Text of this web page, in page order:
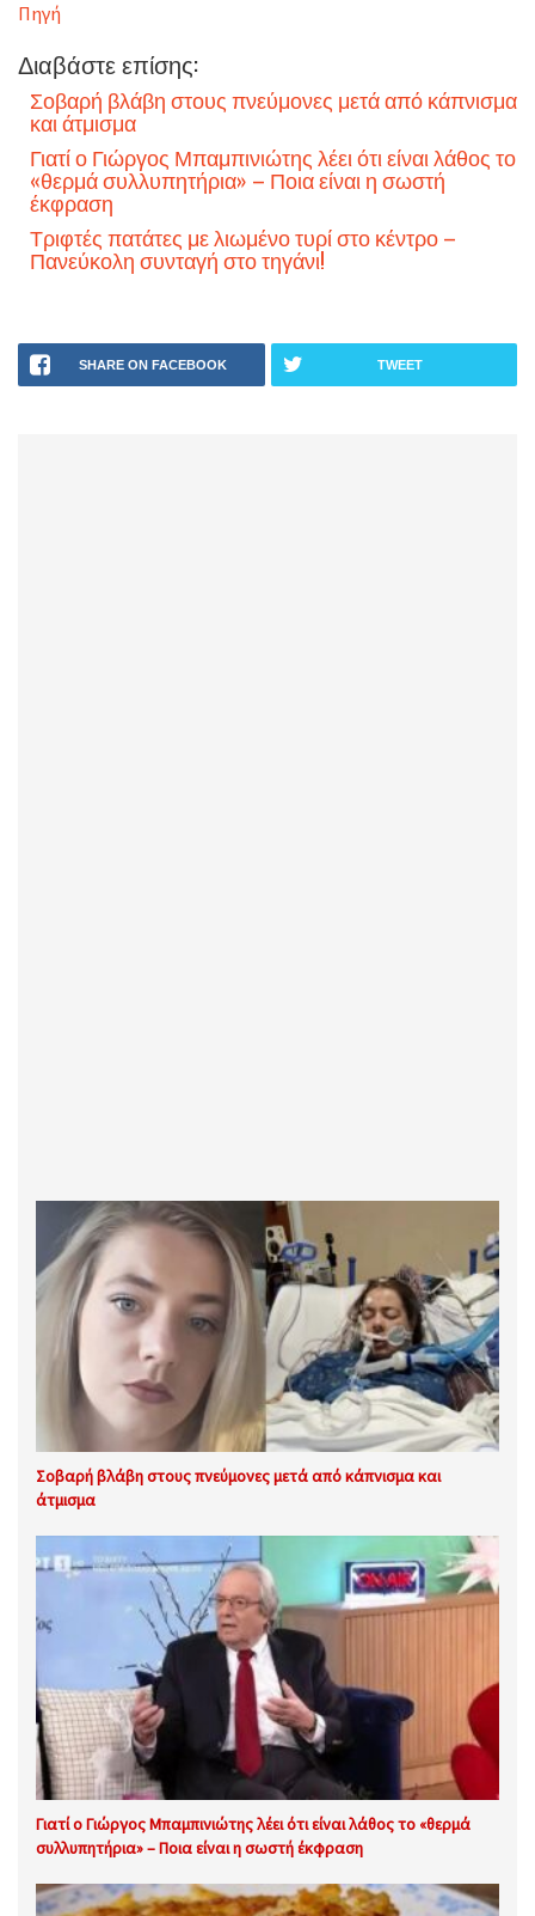
Πηγή
Διαβάστε επίσης:
Σοβαρή βλάβη στους πνεύμονες μετά από κάπνισμα
και άτμισμα
Γιατί ο Γιώργος Μπαμπινιώτης λέει ότι είναι λάθος το
«θερμά συλλυπητήρια» – Ποια είναι η σωστή
έκφραση
Τριφτές πατάτες με λιωμένο τυρί στο κέντρο –
Πανεύκολη συνταγή στο τηγάνι!
SHARE ON FACEBOOK TWEET
Σοβαρή βλάβη στους πνεύμονες μετά από κάπνισμα και
άτμισμα
Γιατί ο Γιώργος Μπαμπινιώτης λέει ότι είναι λάθος το «θερμά
συλλυπητήρια» – Ποια είναι η σωστή έκφραση